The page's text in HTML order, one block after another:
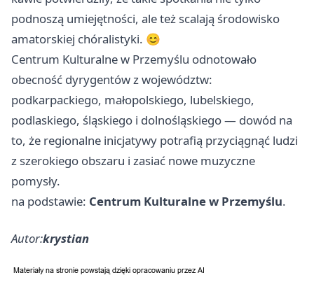
podnoszą umiejętności, ale też scalają środowisko
amatorskiej chóralistyki. 😊
Centrum Kulturalne w Przemyślu odnotowało
obecność dyrygentów z województw:
podkarpackiego, małopolskiego, lubelskiego,
podlaskiego, śląskiego i dolnośląskiego — dowód na
to, że regionalne inicjatywy potrafią przyciągnąć ludzi
z szerokiego obszaru i zasiać nowe muzyczne
pomysły.
na podstawie: Centrum Kulturalne w Przemyślu.
Autor:krystian